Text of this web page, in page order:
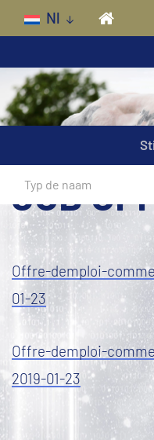
Skip to main content
Nl
JOB
Offre-demploi-
01-23
Offre-demploi-
2019-01-23